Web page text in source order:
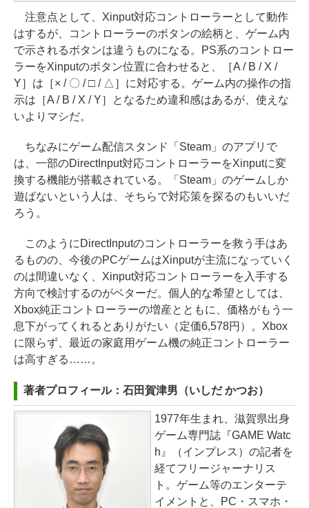
注意点として、Xinput対応コントローラーとして動作
はするが、コントローラーのボタンの絵柄と、ゲーム内
で示されるボタンは違うものになる。PS系のコントロー
ラーをXinputのボタン位置に合わせると、［A / B / X /
Y］は［× / 〇 / □ / △］に対応する。ゲーム内の操作の指
示は［A / B / X / Y］となるため違和感はあるが、使えな
いよりマシだ。
ちなみにゲーム配信スタンド「Steam」のアプリで
は、一部のDirectInput対応コントローラーをXinputに変
換する機能が搭載されている。「Steam」のゲームしか
遊ばないという人は、そちらで対応策を探るのもいいだ
ろう。
このようにDirectInputのコントローラーを救う手はあ
るものの、今後のPCゲームはXinputが主流になっていく
のは間違いなく、Xinput対応コントローラーを入手する
方向で検討するのがベターだ。個人的な希望としては、
Xbox純正コントローラーの増産とともに、価格がもう一
息下がってくれるとありがたい（定価6,578円）。Xbox
に限らず、最近の家庭用ゲーム機の純正コントローラー
は高すぎる……。
著者プロフィール：石田賀津男（いしだ かつお）
1977年生まれ、滋賀県出身
ゲーム専門誌『GAME Watc
h』（インプレス）の記者を
経てフリージャーナリス
ト。ゲーム等のエンターテ
イメントと、PC・スマホ・